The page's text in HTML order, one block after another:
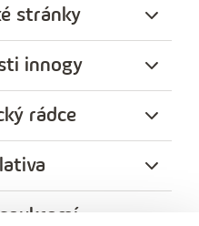
stránky
innogy
rádce